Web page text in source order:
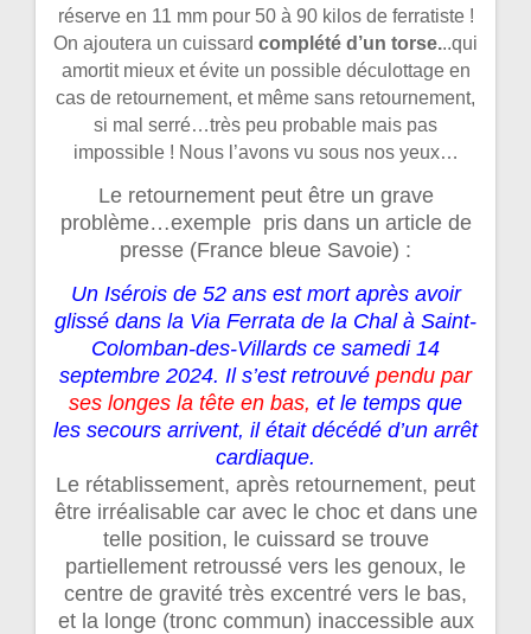
réserve en 11 mm pour 50 à 90 kilos de ferratiste !
On ajoutera un cuissard complété d’un torse...qui
amortit mieux et évite un possible déculottage en
cas de retournement, et même sans retournement,
si mal serré…très peu probable mais pas
impossible ! Nous l’avons vu sous nos yeux…
Le retournement peut être un grave
problème…exemple pris dans un article de
presse (France bleue Savoie) :
Un Isérois de 52 ans est mort après avoir
glissé dans la Via Ferrata de la Chal à Saint-
Colomban-des-Villards ce samedi 14
septembre 2024. Il s’est retrouvé pendu par
ses longes la tête en bas, et le temps que
les secours arrivent, il était décédé d’un arrêt
cardiaque.
Le rétablissement, après retournement, peut
être irréalisable car avec le choc et dans une
telle position, le cuissard se trouve
partiellement retroussé vers les genoux, le
centre de gravité très excentré vers le bas,
et la longe (tronc commun) inaccessible aux